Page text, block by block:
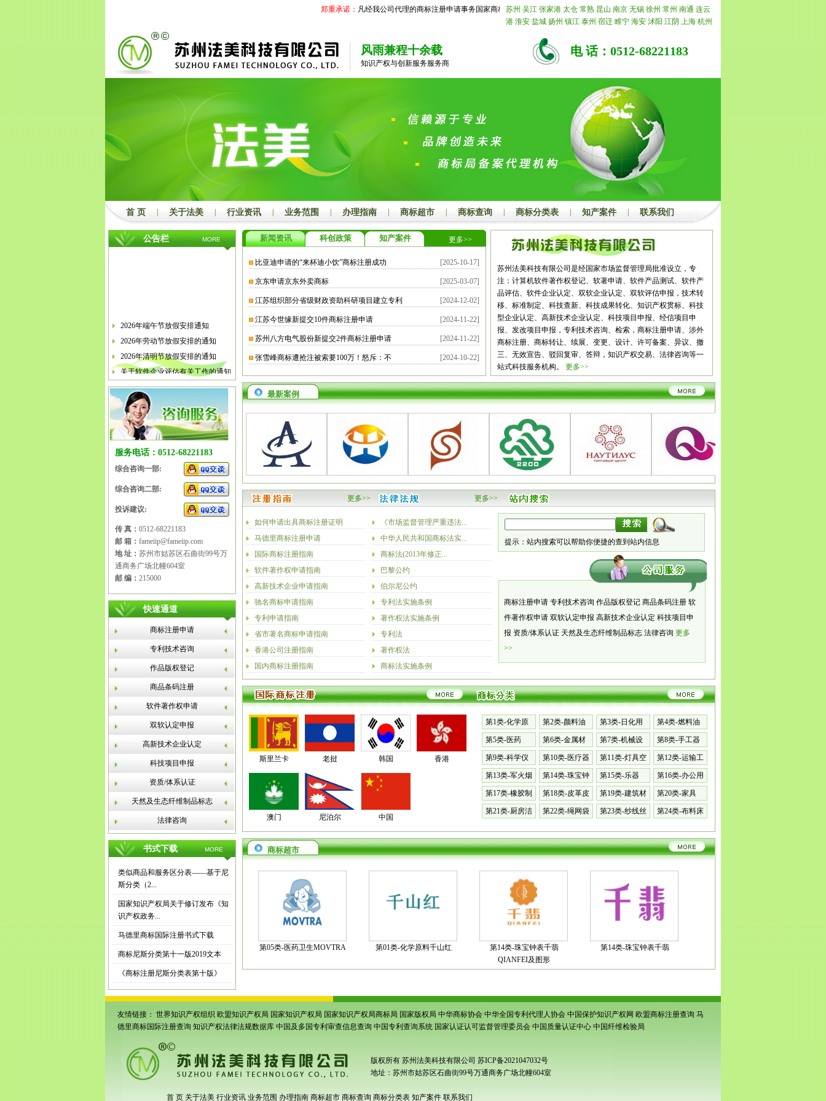
郑重承诺：凡经我公司代理的商标注册申请事务国家商标局未受理的，我公司承诺退还所有费用。
苏州 吴江 张家港 太仓 常熟 昆山 南京 无锡 徐州 常州 南通 连云
港 淮安 盐城 扬州 镇江 泰州 宿迁 睢宁 海安 沭阳 江阴 上海 杭州
温州 嘉兴 湖州 绍兴 金华 衢州 舟山 台州 丽水 福建
莆田 三明 泉州 漳州 南平
马鞍山 淮北 铜陵 安庆
广州 韶关 深圳 珠海 佛山
汕尾 河源 阳江 清远 东莞 中山
梧州 北海 钦州 贵港 玉林
海口 三亚 湖北 武汉
昌 襄阳 鄂州 荆州 孝感 荆门 黄冈 随州 湖南
衡阳 邵阳 岳阳 常德 张家界 益阳 永州 怀化
安阳 鹤壁 新乡 焦作 濮阳 许昌
驻马店 内蒙 包头 乌海
尔多斯
呼伦贝尔 巴彦淖尔 乌兰察布 家庄 唐山
邢台 保定 张家口 承德 沧州 廊坊 衡水 山西 太原 大同
长治
晋城 朔州 晋中 运城 忻州 临汾 吕梁 辽宁 沈阳 大连 鞍山 抚顺 本
溪 丹东 锦州 营口 阜新 辽阳 盘锦 铁岭 朝阳 葫芦岛
辽源 通化 松原 白城 黑龙江
鹤岗 双鸭山 大庆 伊春 佳木斯 七台河 牡丹江 黑河 绥化 四川
都 自贡 攀枝花 泸州 德阳 绵阳 广元 遂宁 内江 乐山 南充 眉山
宾 广安 达州 雅安 巴中 资阳 西藏 拉萨 日喀则 昌都 林芝 山南
南 昆明 曲靖 玉溪 保山 昭通 丽江 普洱 临沧 贵州 贵阳 六盘水
义 安顺 毕节 铜仁 陕西 西安 铜川 宝鸡 咸阳 渭南 延安 汉中
安康 商洛 甘肃 兰州 嘉峪关 金昌 白银 天水 武威 张掖 平凉 酒泉
庆阳 定西 陇南 宁夏 银川 石嘴山 吴忠 固原 中卫 青海 西宁
海东
新疆 乌鲁木齐 克拉玛依 吐鲁番 哈密
风雨兼程十余载
知识产权与创新服务服务商
电 话：0512-68221183
首 页 关于法美 行业资讯 业务范围 办理指南 商标超市 商标查询 商标分类表 知产案件 联系我们
公告栏 MORE
2026年端午节放假安排通知
2026年劳动节放假安排的通知
2026年清明节放假安排的通知
关于软件企业评估有关工作的通知
2026年春节放假安排的通知
2026年元旦放假安排的通知
2025年国庆节、中秋节放假安排
2025年端午节放假安排的通知
服务电话：0512-68221183
综合咨询一部:
综合咨询二部:
投诉建议:
传 真： 0512-68221183
邮 箱： fameiip@fameiip.com
地 址： 苏州市姑苏区石曲街99号万
通商务广场北幢604室
邮 编： 215000
快速通道
商标注册申请
专利技术咨询
作品版权登记
商品条码注册
软件著作权申请
双软认定申报
高新技术企业认定
科技项目申报
资质/体系认证
天然及生态纤维制品标志
法律咨询
书式下载 MORE
类似商品和服务区分表——基于尼
斯分类（2...
国家知识产权局关于修订发布《知
识产权政务...
马德里商标国际注册书式下载
商标尼斯分类第十一版2019文本
《商标注册尼斯分类表第十版》
新闻资讯 科创政策 知产案件 更多>>
比亚迪申请的“来杯迪小饮”商标注册成功 [2025-10-17]
京东申请京东外卖商标 [2025-03-07]
江苏组织部分省级财政资助科研项目建立专利 [2024-12-02]
江苏今世缘新提交10件商标注册申请 [2024-11-22]
苏州八方电气股份新提交2件商标注册申请 [2024-11-22]
张雪峰商标遭抢注被索要100万！怒斥：不 [2024-10-22]
苏州法美科技有限公司是经国家市场监督管理局批准设立，专
注：计算机软件著作权登记、软著申请、软件产品测试、软件产
品评估、软件企业认定、双软企业认定、双软评估申报，技术转
移、标准制定、科技查新、科技成果转化、知识产权贯标、科技
型企业认定、高新技术企业认定、科技项目申报、经信项目申
报、发改项目申报，专利技术咨询、检索，商标注册申请、涉外
商标注册、商标转让、续展、变更、设计、许可备案、异议、撤
三、无效宣告、驳回复审、答辩，知识产权交易、法律咨询等一
站式科技服务机构。 更多>>
最新案例
更多>> 更多>>
如何申请出具商标注册证明
马德里商标注册申请
国际商标注册指南
软件著作权申请指南
高新技术企业申请指南
驰名商标申请指南
专利申请指南
省市著名商标申请指南
香港公司注册指南
国内商标注册指南
《市场监督管理严重违法...
中华人民共和国商标法实...
商标法(2013年修正...
巴黎公约
伯尔尼公约
专利法实施条例
著作权法实施条例
专利法
著作权法
商标法实施条例
提示：站内搜索可以帮助你便捷的查到站内信息
商标注册申请 专利技术咨询 作品版权登记 商品条码注册 软
件著作权申请 双软认定申报 高新技术企业认定 科技项目申
报 资质/体系认证 天然及生态纤维制品标志 法律咨询 更多
>>
斯里兰卡 老挝 韩国 香港
澳门 尼泊尔 中国
第1类-化学原
料
第2类-颜料油
漆
第3类-日化用
品
第4类-燃料油
脂
第5类-医药
第6类-金属材
料
第7类-机械设
备
第8类-手工器
械
第9类-科学仪
器
第10类-医疗器
械
第11类-灯具空
调
第12类-运输工
具
第13类-军火烟
火
第14类-珠宝钟
表
第15类-乐器
第16类-办公用
品
第17类-橡胶制
品
第18类-皮革皮
具
第19类-建筑材
料
第20类-家具
第21类-厨房洁
第22类-绳网袋
第23类-纱线丝
第24类-布料床
商标超市
第05类-医药卫生MOVTRA 第01类-化学原料千山红
第14类-珠宝钟表千翡
QIANFEI及图形
第14类-珠宝钟表千翡
友情链接： 世界知识产权组织 欧盟知识产权局 国家知识产权局 国家知识产权局商标局 国家版权局 中华商标协会 中华全国专利代理人协会 中国保护知识产权网 欧盟商标注册查询 马
德里商标国际注册查询 知识产权法律法规数据库 中国及多国专利审查信息查询 中国专利查询系统 国家认证认可监督管理委员会 中国质量认证中心 中国纤维检验局
版权所有 苏州法美科技有限公司 苏ICP备2021047032号
地址：苏州市姑苏区石曲街99号万通商务广场北幢604室
首 页 关于法美 行业资讯 业务范围 办理指南 商标超市 商标查询 商标分类表 知产案件 联系我们